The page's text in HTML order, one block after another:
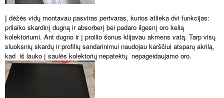
Į dėžės vidų montavau pasviras pertvaras, kurios atlieka dvi funkcijas:
prilaiko skardinį dugną ir absorberį bei padaro ilgesnį oro kelią
kolektoriumi. Ant dugno ir į proilio šonus klijavau akmens vatą. Tarp visų
sluoksnių skardų ir profilių sandarinimui naudojau karščiui atsparų akrilą,
kad iš lauko į saulės kolektorių nepatektų nepageidaujamo oro.